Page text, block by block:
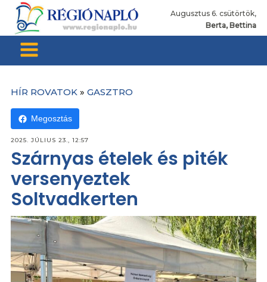
Augusztus 6. csütörtök,
Berta, Bettina
HÍR ROVATOK » GASZTRO
Megosztás
2025. JÚLIUS 23., 12:57
Szárnyas ételek és piték
versenyeztek
Soltvadkerten